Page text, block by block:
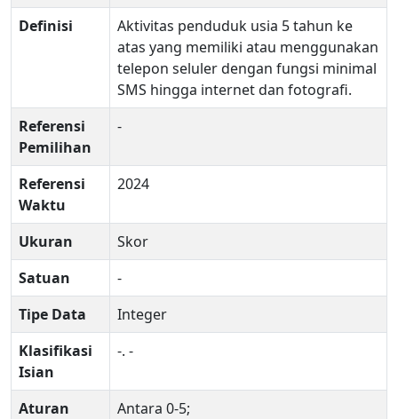
Definisi
Aktivitas penduduk usia 5 tahun ke
atas yang memiliki atau menggunakan
telepon seluler dengan fungsi minimal
SMS hingga internet dan fotografi.
Referensi
Pemilihan
-
Referensi
Waktu
2024
Ukuran
Skor
Satuan
-
Tipe Data
Integer
Klasifikasi
Isian
-. -
Aturan
Antara 0-5;